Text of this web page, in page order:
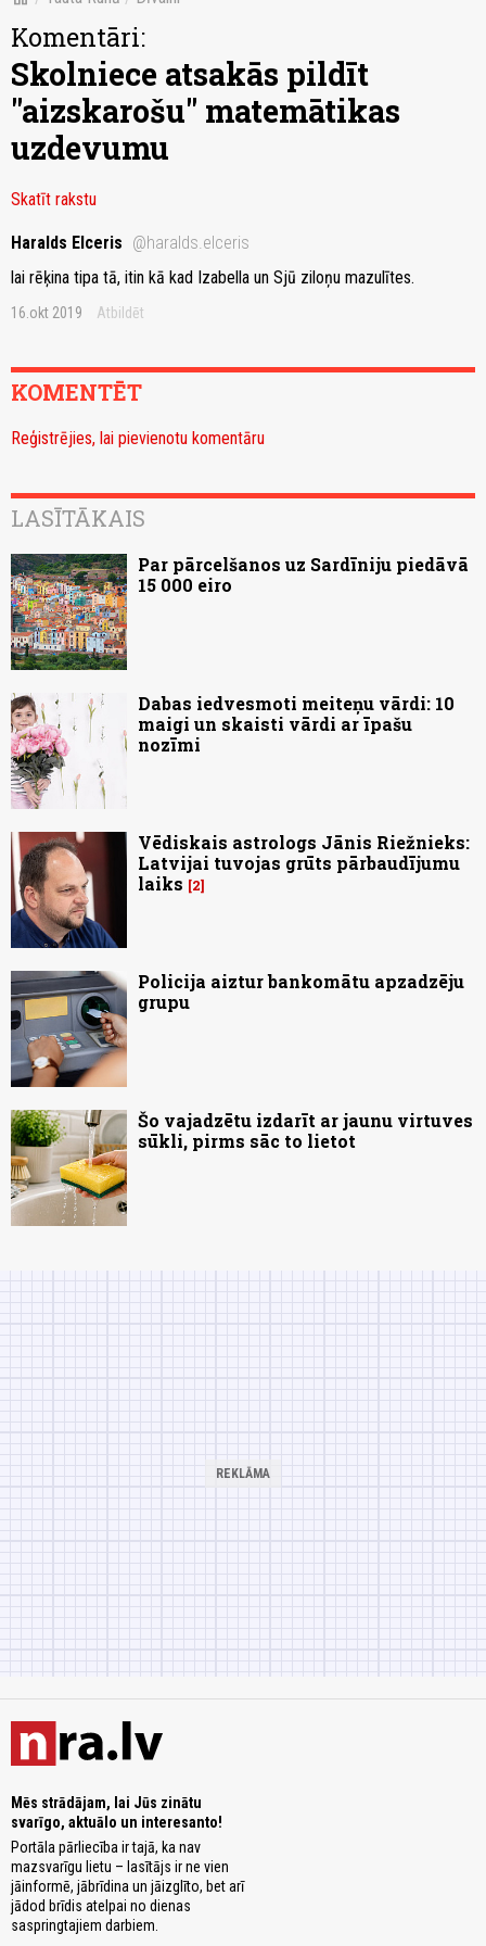
Komentāri:
Skolniece atsakās pildīt
"aizskarošu" matemātikas
uzdevumu
Skatīt rakstu
Haralds Elceris @haralds.elceris
lai rēķina tipa tā, itin kā kad Izabella un Sjū ziloņu mazulītes.
16.okt 2019 Atbildēt
KOMENTĒT
Reģistrējies, lai pievienotu komentāru
LASĪTĀKAIS
Par pārcelšanos uz Sardīniju piedāvā
15 000 eiro
Dabas iedvesmoti meiteņu vārdi: 10
maigi un skaisti vārdi ar īpašu
nozīmi
Vēdiskais astrologs Jānis Riežnieks:
Latvijai tuvojas grūts pārbaudījumu
laiks
2
Policija aiztur bankomātu apzadzēju
grupu
Šo vajadzētu izdarīt ar jaunu virtuves
sūkli, pirms sāc to lietot
Mēs strādājam, lai Jūs zinātu
svarīgo, aktuālo un interesanto!
Portāla pārliecība ir tajā, ka nav
mazsvarīgu lietu – lasītājs ir ne vien
jāinformē, jābrīdina un jāizglīto, bet arī
jādod brīdis atelpai no dienas
saspringtajiem darbiem.